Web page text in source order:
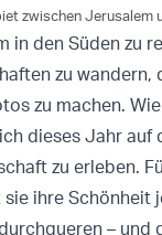
zwischen Jerusalem
in den Süden zu
zu wandern,
zu machen.
dieses Jahr auf
zu erleben.
ihre Schönheit
– und